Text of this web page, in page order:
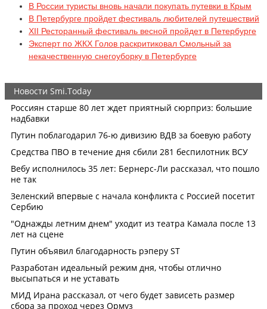
В России туристы вновь начали покупать путевки в Крым
В Петербурге пройдет фестиваль любителей путешествий
XII Ресторанный фестиваль весной пройдет в Петербурге
Эксперт по ЖКХ Голов раскритиковал Смольный за
некачественную снегоуборку в Петербурге